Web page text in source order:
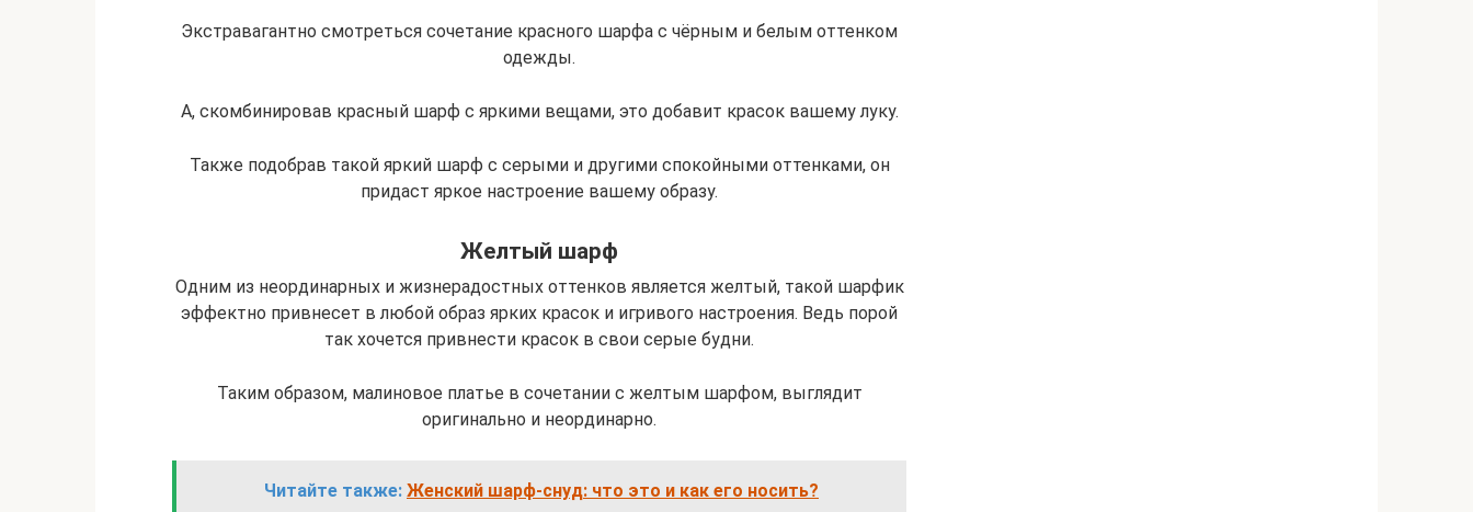
Экстравагантно смотреться сочетание красного шарфа с чёрным и белым оттенком
одежды.
А, скомбинировав красный шарф с яркими вещами, это добавит красок вашему луку.
Также подобрав такой яркий шарф с серыми и другими спокойными оттенками, он
придаст яркое настроение вашему образу.
Желтый шарф
Одним из неординарных и жизнерадостных оттенков является желтый, такой шарфик
эффектно привнесет в любой образ ярких красок и игривого настроения. Ведь порой
так хочется привнести красок в свои серые будни.
Таким образом, малиновое платье в сочетании с желтым шарфом, выглядит
оригинально и неординарно.
Читайте также: Женский шарф-снуд: что это и как его носить?